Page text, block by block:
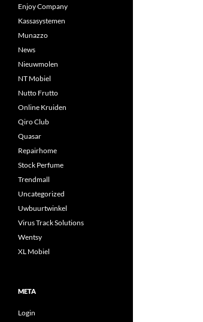
Enjoy Company
Kassasystemen
Munazzo
News
Nieuwmolen
NT Mobiel
Nutto Frutto
Online Kruiden
Qiro Club
Quasar
Repairhome
Stock Perfume
Trendmall
Uncategorized
Uwbuurtwinkel
Virus Track Solutions
Wentsy
XL Mobiel
META
Login